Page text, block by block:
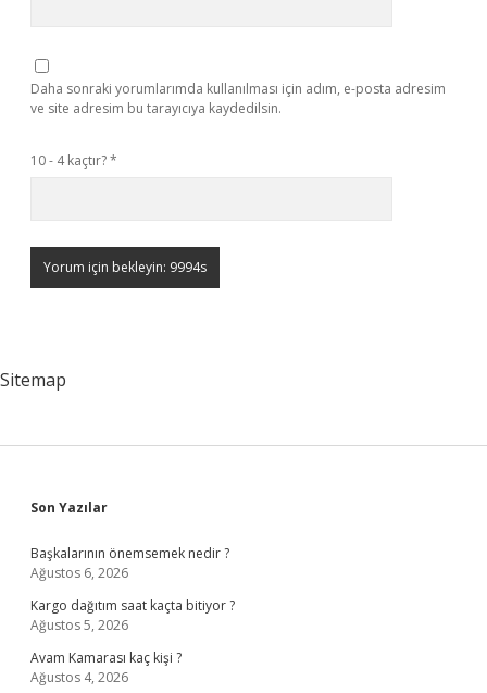
Daha sonraki yorumlarımda kullanılması için adım, e-posta adresim
ve site adresim bu tarayıcıya kaydedilsin.
10 - 4 kaçtır?*
Sitemap
Sidebar
Son Yazılar
Başkalarının önemsemek nedir ?
Ağustos 6, 2026
Kargo dağıtım saat kaçta bitiyor ?
Ağustos 5, 2026
Avam Kamarası kaç kişi ?
Ağustos 4, 2026